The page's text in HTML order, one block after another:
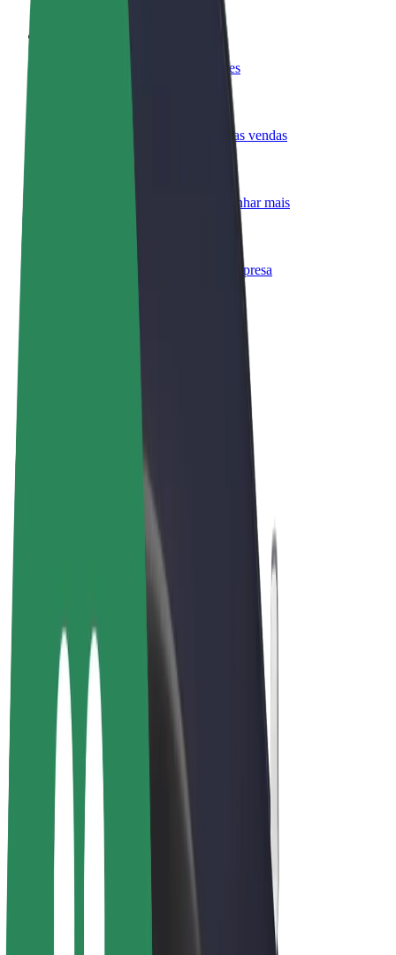
Ganhe dinheiro a entregar refeições
Chegue a mais clientes e aumente as vendas
Adicione a sua frota à Bolt para ganhar mais
Produtos da Bolt ajustados à sua empresa
Bolt Food
Bolt Drive
Bolt for Business
Bicicletas
Bolt Plus
Ganhe com a Bolt
Motoristas
Ganhos de motorista